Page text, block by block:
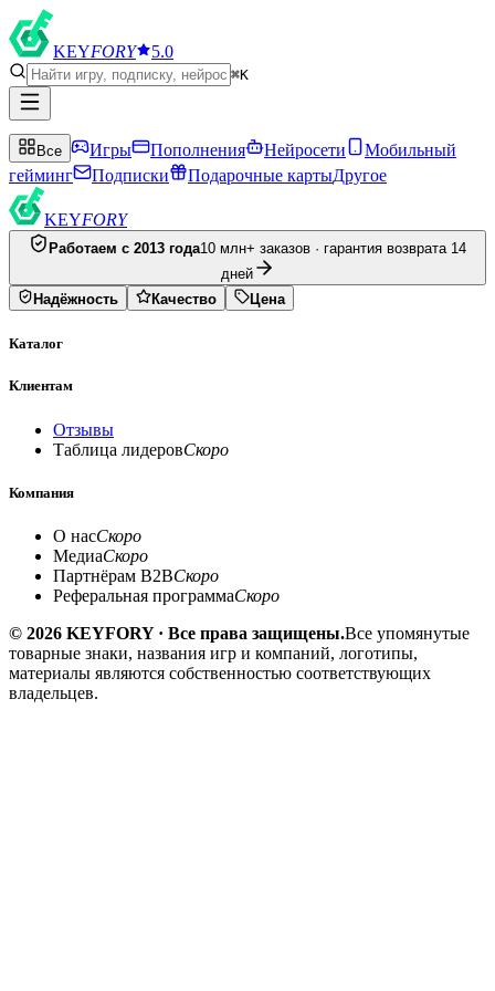
KEYFORY 5.0
⌘K
Все Игры Пополнения Нейросети
Мобильный
гейминг
Подписки Подарочные картыДругое
KEYFORY
Работаем с 2013 года10 млн+ заказов · гарантия возврата 14
дней
Надёжность
Качество Цена
Каталог
Клиентам
Отзывы
Таблица лидеровСкоро
Компания
О насСкоро
МедиаСкоро
Партнёрам B2BСкоро
Реферальная программаСкоро
© 2026 KEYFORY · Все права защищены.Все упомянутые
товарные знаки, названия игр и компаний, логотипы,
материалы являются собственностью соответствующих
владельцев.